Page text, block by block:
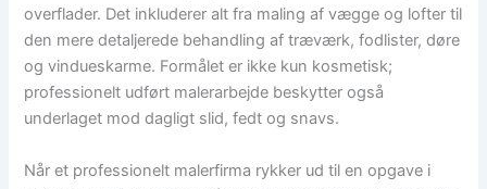
overflader. Det inkluderer alt fra maling af vægge og lofter til
den mere detaljerede behandling af træværk, fodlister, døre
og vindueskarme. Formålet er ikke kun kosmetisk;
professionelt udført malerarbejde beskytter også
underlaget mod dagligt slid, fedt og snavs.
Når et professionelt malerfirma rykker ud til en opgave i